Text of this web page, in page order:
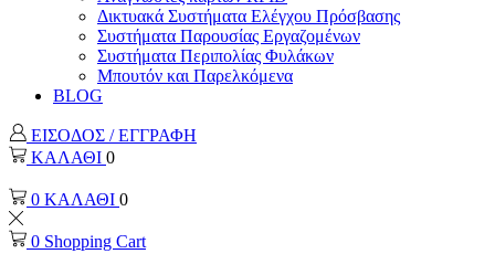
Δικτυακά Συστήματα Ελέγχου Πρόσβασης
Συστήματα Παρουσίας Εργαζομένων
Συστήματα Περιπολίας Φυλάκων
Mπουτόν και Παρελκόμενα
BLOG
ΕΙΣΟΔΟΣ / ΕΓΓΡΑΦΗ
ΚΑΛΑΘΙ 0
0 ΚΑΛΑΘΙ 0
0 Shopping Cart